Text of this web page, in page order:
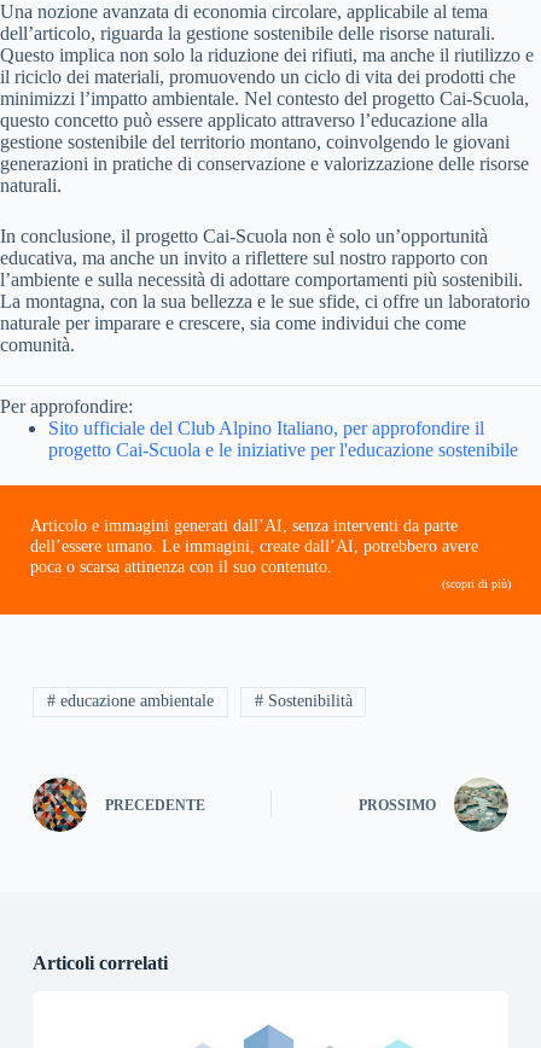
Una nozione avanzata di economia circolare, applicabile al tema
dell’articolo, riguarda la gestione sostenibile delle risorse naturali.
Questo implica non solo la riduzione dei rifiuti, ma anche il riutilizzo e
il riciclo dei materiali, promuovendo un ciclo di vita dei prodotti che
minimizzi l’impatto ambientale. Nel contesto del progetto Cai-Scuola,
questo concetto può essere applicato attraverso l’educazione alla
gestione sostenibile del territorio montano, coinvolgendo le giovani
generazioni in pratiche di conservazione e valorizzazione delle risorse
naturali.
In conclusione, il progetto Cai-Scuola non è solo un’opportunità
educativa, ma anche un invito a riflettere sul nostro rapporto con
l’ambiente e sulla necessità di adottare comportamenti più sostenibili.
La montagna, con la sua bellezza e le sue sfide, ci offre un laboratorio
naturale per imparare e crescere, sia come individui che come
comunità.
Per approfondire:
Sito ufficiale del Club Alpino Italiano, per approfondire il
progetto Cai-Scuola e le iniziative per l'educazione sostenibile
Articolo e immagini generati dall’AI, senza interventi da parte
dell’essere umano. Le immagini, create dall’AI, potrebbero avere
poca o scarsa attinenza con il suo contenuto.
(scopri di più)
# educazione ambientale # Sostenibilità
PRECEDENTE PROSSIMO
Articoli correlati